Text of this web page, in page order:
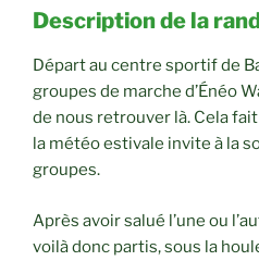
Description de la
Départ au centre sportif de
groupes de marche d’Énéo
de nous retrouver là. Cela
la météo estivale invite à la
groupes.
Après avoir salué l’une ou
voilà donc partis, sous la